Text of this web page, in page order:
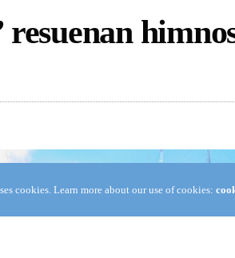
cookies. Learn more about our use of cookies: